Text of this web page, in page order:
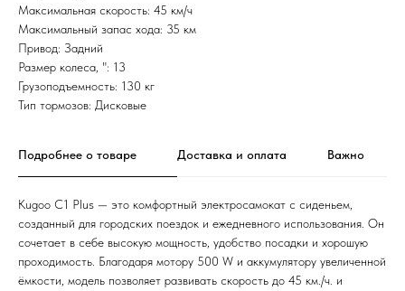
Максимальная скорость: 45 км/ч
Максимальный запас хода: 35 км
Привод: Задний
Размер колеса, ": 13
Грузоподъемность: 130 кг
Тип тормозов: Дисковые
Подробнее о товаре Доставка и оплата Важно
Kugoo C1 Plus — это комфортный электросамокат с сиденьем,
созданный для городских поездок и ежедневного использования. Он
сочетает в себе высокую мощность, удобство посадки и хорошую
проходимость. Благодаря мотору 500 W и аккумулятору увеличенной
ёмкости, модель позволяет развивать скорость до 45 км./ч. и